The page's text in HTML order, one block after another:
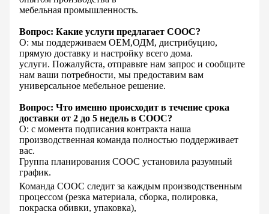
мебельная промышленность.
Вопрос: Какие услуги предлагает COOC?
О: мы поддерживаем OEM,ОДМ, дистрибуцию,
прямую доставку и настройку всего дома.
услуги. Пожалуйста, отправьте нам запрос и сообщите
нам ваши потребности, мы предоставим вам
универсальное мебельное решение.
Вопрос: Что именно происходит в течение срока
доставки от 2 до 5 недель в COOC?
О: с момента подписания контракта наша
производственная команда полностью поддерживает
вас.
Группа планирования COOC установила разумный
график.
Команда COOC следит за каждым производственным
процессом (резка материала, сборка, полировка,
покраска обивки, упаковка),